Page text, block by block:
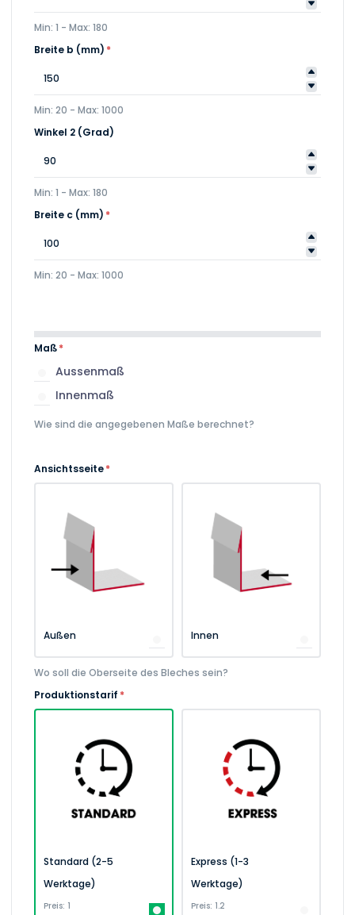
Min: 1 - Max: 180
Breite b (mm) *
Min: 20 - Max: 1000
Winkel 2 (Grad)
Min: 1 - Max: 180
Breite c (mm) *
Min: 20 - Max: 1000
Maß*
Aussenmaß
Innenmaß
Wie sind die angegebenen Maße berechnet?
Ansichtsseite*
Außen Innen
Wo soll die Oberseite des Bleches sein?
Produktionstarif *
Standard (2-5
Werktage)
Preis: 1
Express (1-3
Werktage)
Preis: 1.2